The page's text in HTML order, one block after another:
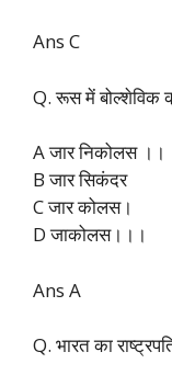
Ans C
Q. रूस में बोल्शेविक
A जार निकोलस ।।
B जार सिकंदर
C जार कोलस।
D जाकोलस।।।
Ans A
Q. भारत का